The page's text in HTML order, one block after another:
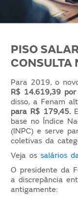
PISO
Para 2019, o
R$ 14.619,39
disso, a Fenam
para R$ 179,45.
base no Índice
(INPC) e serve
coletivas da
Veja ossalários
O presidente da
a discrepância
antigamente: